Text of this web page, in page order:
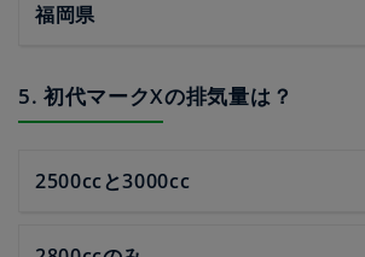
福岡県
5. 初代マークXの排気量は？
2500ccと3000cc